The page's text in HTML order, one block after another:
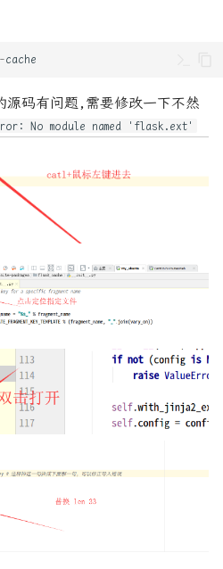
工
-cache
码有问题,需要修改一下不然
No module named 'flask.ext'